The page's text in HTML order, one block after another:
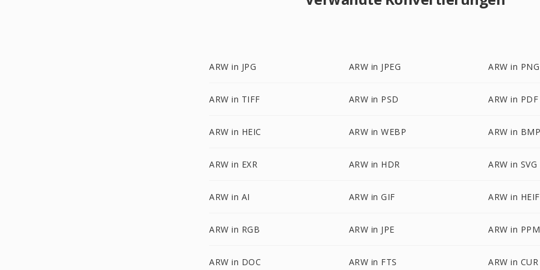
ARW in JPG ARW in JPEG ARW in PNG
ARW in TIFF ARW in PSD ARW in PDF
ARW in HEIC ARW in WEBP ARW in
ARW in EXR ARW in HDR ARW in SVG
ARW in AI ARW in GIF ARW in HEIF
ARW in RGB ARW in JPE ARW in PPM
ARW in DOC ARW in FTS ARW in CUR